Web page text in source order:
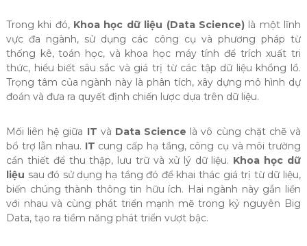
Trong khi đó, Khoa học dữ liệu (Data Science)là một lĩnh
vực đa ngành, sử dụng các công cụ và phương pháp từ
thống kê, toán học, và khoa học máy tính để trích xuất tri
thức, hiểu biết sâu sắc và giá trị từ các tập dữ liệu khổng lồ.
Trọng tâm của ngành này là phân tích, xây dựng mô hình dự
đoán và đưa ra quyết định chiến lược dựa trên dữ liệu.
Mối liên hệ giữa IT và Data Science là vô cùng chặt chẽ và
bổ trợ lẫn nhau. IT cung cấp hạ tầng, công cụ và môi trường
cần thiết để thu thập, lưu trữ và xử lý dữ liệu. Khoa học dữ
liệu sau đó sử dụng hạ tầng đó để khai thác giá trị từ dữ liệu,
biến chúng thành thông tin hữu ích. Hai ngành này gắn liền
với nhau và cùng phát triển mạnh mẽ trong kỷ nguyên Big
Data, tạo ra tiềm năng phát triển vượt bậc.